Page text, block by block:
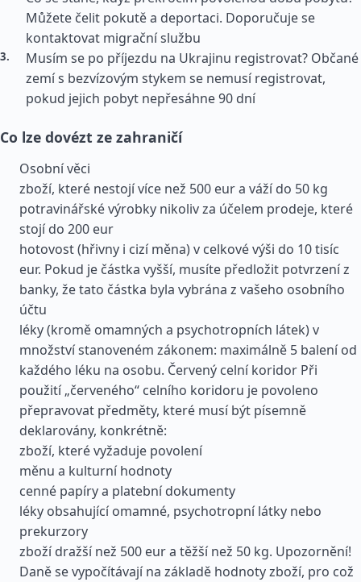
Můžete čelit pokutě a deportaci. Doporučuje se
kontaktovat migrační službu
Musím se po příjezdu na Ukrajinu registrovat? Občané
zemí s bezvízovým stykem se nemusí registrovat,
pokud jejich pobyt nepřesáhne 90 dní
Co lze dovézt ze zahraničí
Osobní věci
zboží, které nestojí více než 500 eur a váží do 50 kg
potravinářské výrobky nikoliv za účelem prodeje, které
stojí do 200 eur
hotovost (hřivny i cizí měna) v celkové výši do 10 tisíc
eur. Pokud je částka vyšší, musíte předložit potvrzení z
banky, že tato částka byla vybrána z vašeho osobního
účtu
léky (kromě omamných a psychotropních látek) v
množství stanoveném zákonem: maximálně 5 balení od
každého léku na osobu. Červený celní koridor Při
použití „červeného“ celního koridoru je povoleno
přepravovat předměty, které musí být písemně
deklarovány, konkrétně:
zboží, které vyžaduje povolení
měnu a kulturní hodnoty
cenné papíry a platební dokumenty
léky obsahující omamné, psychotropní látky nebo
prekurzory
zboží dražší než 500 eur a těžší než 50 kg. Upozornění!
Daně se vypočítávají na základě hodnoty zboží, pro což